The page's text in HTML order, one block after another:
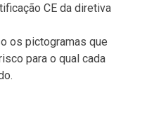
CE da diretiva
os pictogramas que
para o qual cada